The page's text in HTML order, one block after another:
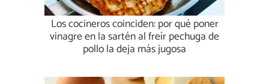
Los cocineros coinciden: por qué poner
vinagre en la sartén al freír pechuga de
pollo la deja más jugosa